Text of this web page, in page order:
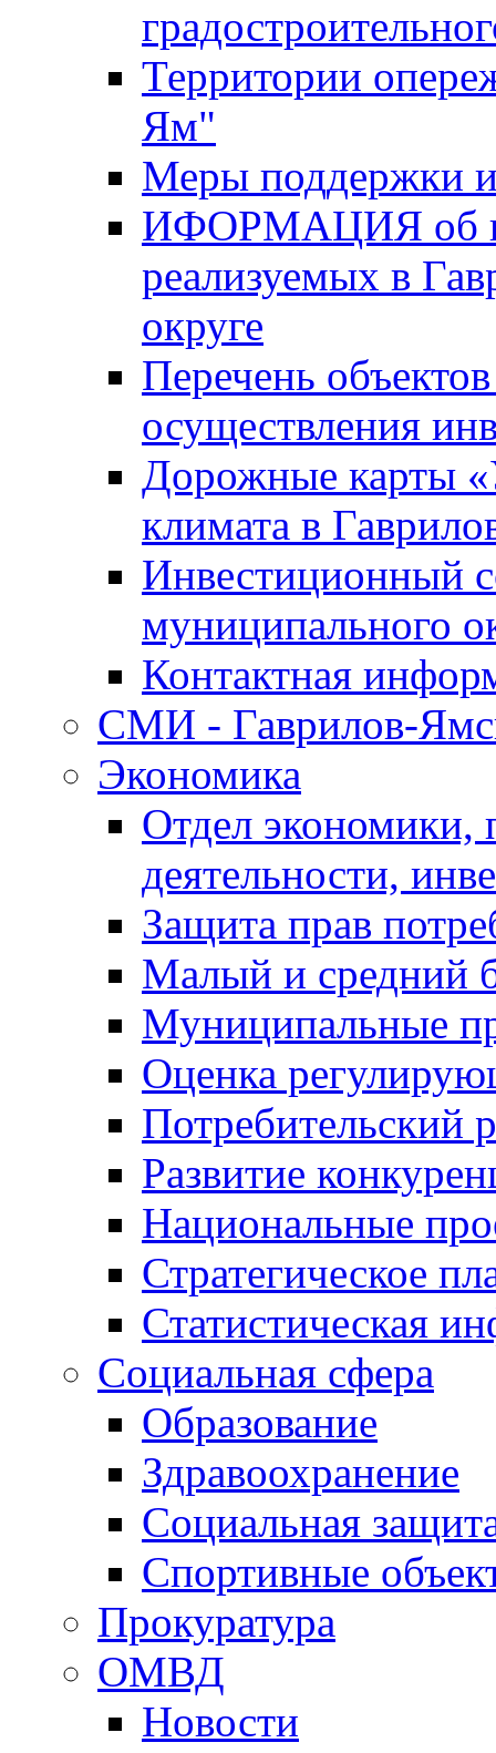
Территории
Ям"
Меры поддержки
ИФОРМАЦИЯ об
реализуемых в
округе
Перечень
осуществления
Дорожные карты
климата в
Инвестиционный
муниципального
Контактная
СМИ - Гаврилов-
Экономика
Отдел экономики,
деятельности,
Защита прав
Малый и средний
Муниципальные
Оценка
Потребительский
Развитие
Национальные
Стратегическое
Статистическая
Социальная сфера
Образование
Здравоохранение
Социальная
Спортивные
Прокуратура
ОМВД
Новости